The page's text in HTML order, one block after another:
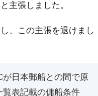
主張しました。
、この主張を退けまし
が日本郵船との間で原
表記載の傭船条件